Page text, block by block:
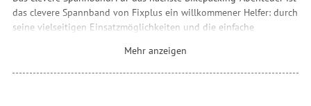
das clevere Spannband von Fixplus ein willkommener Helfer: durch
seine vielseitigen Einsatzmöglichkeiten und die einfache
Halt, auch bei starken Vibrationen und Schlägen. Dabei ist es mit
einer Zugfestigkeit bis 90 kg extrem reißfest, bleibt dabei aber voll
Mehr anzeigen